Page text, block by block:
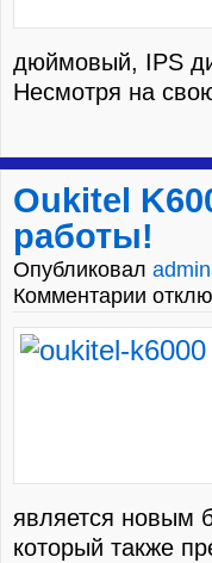
дюймовый, IPS
Несмотря на
Oukitel
работы!
Опубликовал admin
Комментарии
является новым
который также